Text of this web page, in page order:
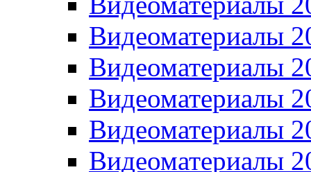
Видеоматериалы
Видеоматериалы
Видеоматериалы
Видеоматериалы
Видеоматериалы